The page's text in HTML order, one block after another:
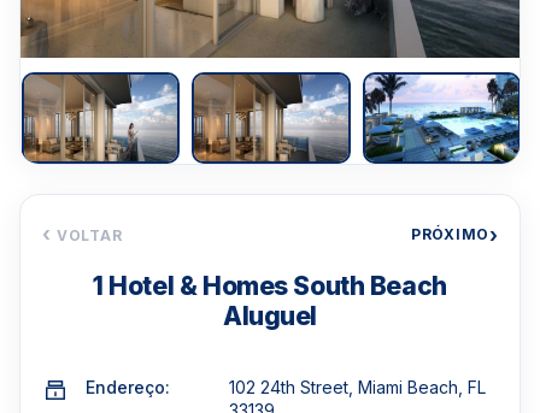
‹ VOLTAR PRÓXIMO›
1 Hotel & Homes South Beach
Aluguel
Endereço:
102 24th Street, Miami Beach, FL